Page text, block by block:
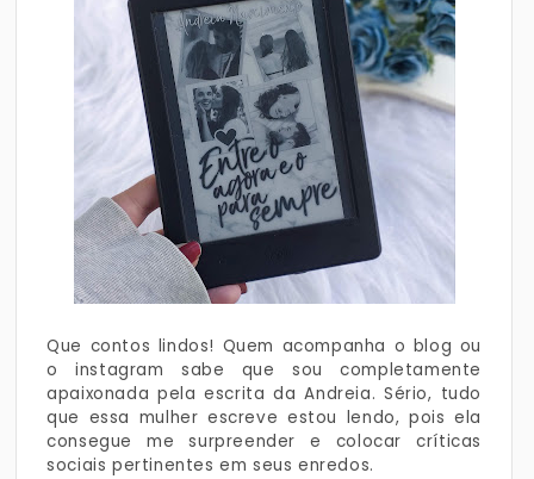
Que contos lindos! Quem acompanha o blog ou
o instagram sabe que sou completamente
apaixonada pela escrita da Andreia. Sério, tudo
que essa mulher escreve estou lendo, pois ela
consegue me surpreender e colocar críticas
sociais pertinentes em seus enredos.